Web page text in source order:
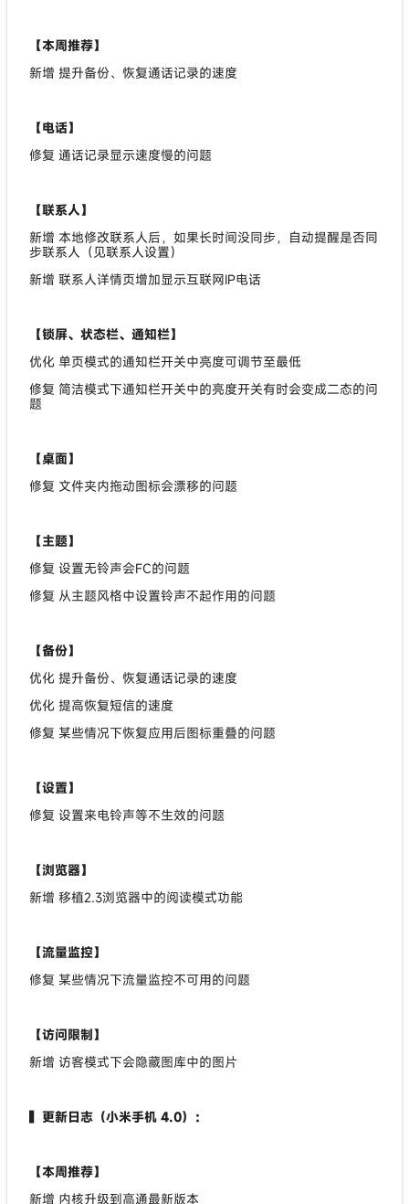
【本周推荐】
新增 提升备份、恢复通话记录的速度
【电话】
修复 通话记录显示速度慢的问题
【联系人】
新增 本地修改联系人后，如果长时间没同步，自动提醒是否同
步联系人（见联系人设置）
新增 联系人详情页增加显示互联网IP电话
【锁屏、状态栏、通知栏】
优化 单页模式的通知栏开关中亮度可调节至最低
修复 简洁模式下通知栏开关中的亮度开关有时会变成二态的问
题
【桌面】
修复 文件夹内拖动图标会漂移的问题
【主题】
修复 设置无铃声会FC的问题
修复 从主题风格中设置铃声不起作用的问题
【备份】
优化 提升备份、恢复通话记录的速度
优化 提高恢复短信的速度
修复 某些情况下恢复应用后图标重叠的问题
【设置】
修复 设置来电铃声等不生效的问题
【浏览器】
新增 移植2.3浏览器中的阅读模式功能
【流量监控】
修复 某些情况下流量监控不可用的问题
【访问限制】
新增 访客模式下会隐藏图库中的图片
▍更新日志（小米手机 4.0）：
【本周推荐】
新增 内核升级到高通最新版本